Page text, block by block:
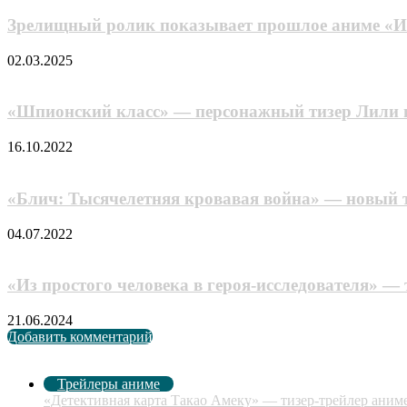
Зрелищный ролик показывает прошлое аниме
02.03.2025
«Шпионский класс» — персонажный тизер Лили
16.10.2022
«Блич: Тысячелетняя кровавая война» — новый
04.07.2022
«Из простого человека в героя-
21.06.2024
Добавить комментарий
Трейлеры аниме
«Детективная карта Такао Амеку» — тизер-трейлер